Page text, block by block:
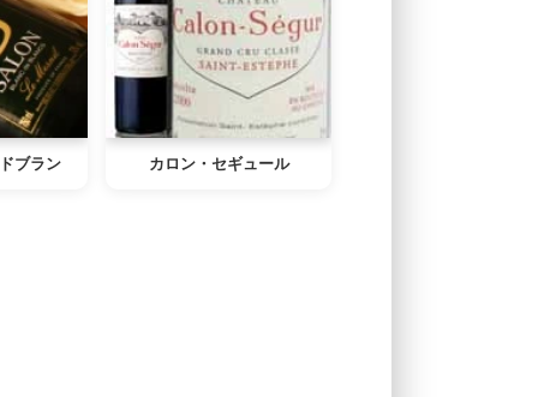
ブラン カロン・セギュール